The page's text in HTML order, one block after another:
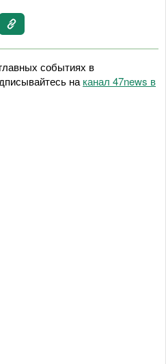
событиях в
на канал 47news в